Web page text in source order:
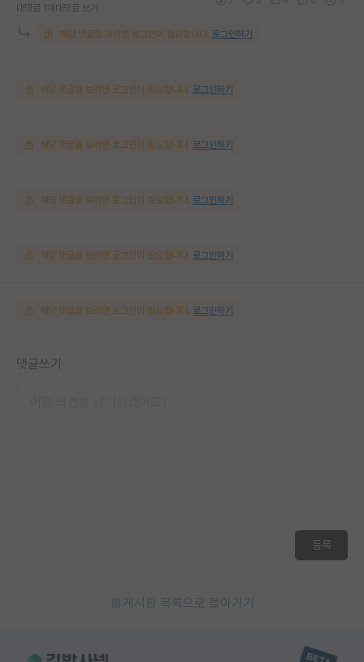
대댓글 1개 대댓글 쓰기
해당 댓글을 보려면 로그인이 필요합니다. 로그인하기
해당 댓글을 보려면 로그인이 필요합니다. 로그인하기
해당 댓글을 보려면 로그인이 필요합니다. 로그인하기
해당 댓글을 보려면 로그인이 필요합니다. 로그인하기
해당 댓글을 보려면 로그인이 필요합니다. 로그인하기
해당 댓글을 보려면 로그인이 필요합니다. 로그인하기
댓글쓰기
등록
게시판 목록으로 돌아가기